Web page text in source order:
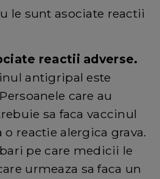
le sunt asociate reactii
reactii adverse.
antigripal este
care au
sa faca vaccinul
o reactie alergica grava.
pe care medicii le
urmeaza sa faca un